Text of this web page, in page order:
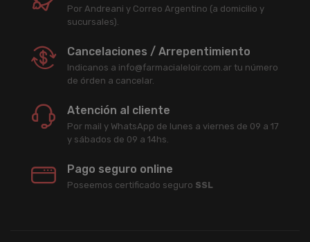
Por Andreani y Correo Argentino (a domicilio y
sucursales).
Cancelaciones / Arrepentimiento
Indicanos a info@farmacialeloir.com.ar tu número
de órden a cancelar.
Atención al cliente
Por mail y WhatsApp de lunes a viernes de 09 a 17
y sábados de 09 a 14hs.
Pago seguro online
Poseemos certificado seguro SSL